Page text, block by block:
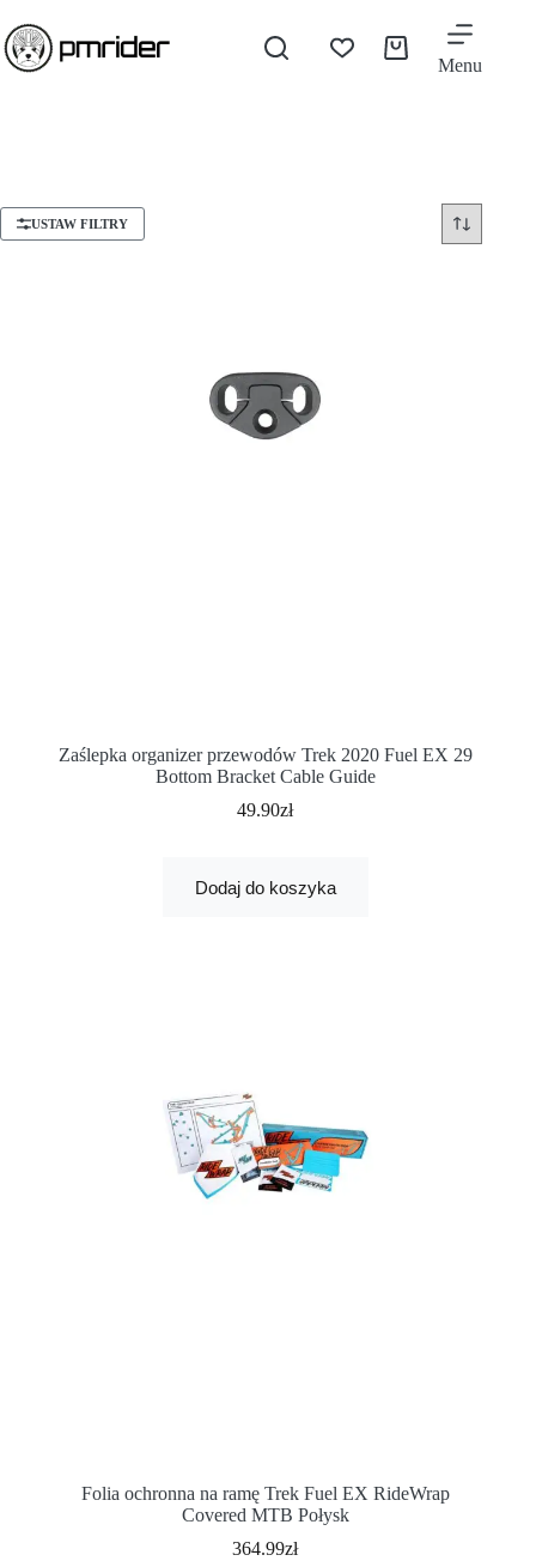
Menu
USTAW FILTRY
Zaślepka organizer przewodów Trek 2020 Fuel EX 29
Bottom Bracket Cable Guide
49.90zł
Dodaj do koszyka
Folia ochronna na ramę Trek Fuel EX RideWrap
Covered MTB Połysk
364.99zł